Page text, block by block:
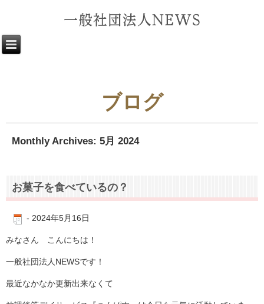
ブログ
Monthly Archives: 5月 2024
お菓子を食べているの？
- 2024年5月16日
みなさん こんにちは！
一般社団法人NEWSです！
最近なかなか更新出来なくて